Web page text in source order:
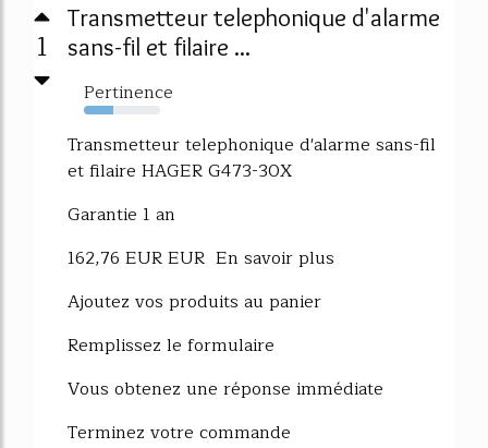
1
Transmetteur telephonique d'alarme
sans-fil et filaire ...
Pertinence
39%
Transmetteur telephonique d'alarme sans-fil
et filaire HAGER G473-30X
Garantie 1 an
162,76 EUR EUR En savoir plus
Ajoutez vos produits au panier
Remplissez le formulaire
Vous obtenez une réponse immédiate
Terminez votre commande